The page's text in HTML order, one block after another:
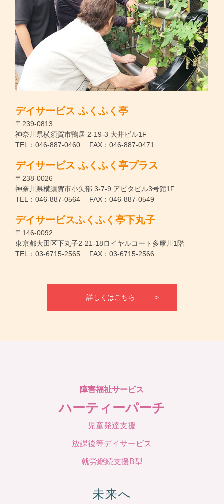
デイサービス ふくふく亭
〒239-0813
神奈川県横須賀市鴨居 2-19-3 大井ビル1F
TEL：046-887-0460 FAX：046-887-0471
デイサービス ふくふく亭プラス
〒238-0026
神奈川県横須賀市小矢部 3-7-9 アビタビル3号館1F
TEL：046-887-0564 FAX：046-887-0549
デイサービスふくふく亭下丸子
〒146-0092
東京都大田区下丸子2-21-18ロイヤルコート多摩川1階
TEL：03-6715-2565 FAX：03-6715-2566
詳しくはこちら
障害福祉サービス
ハーティーパーチ
児童発達支援
放課後等デイサービス
就労継続支援B型
未来へ